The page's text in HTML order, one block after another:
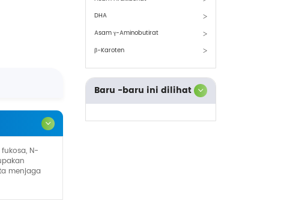
N-
menjaga
DHA
Asam γ-Aminobutirat
β-Karoten
Baru -baru ini dilihat